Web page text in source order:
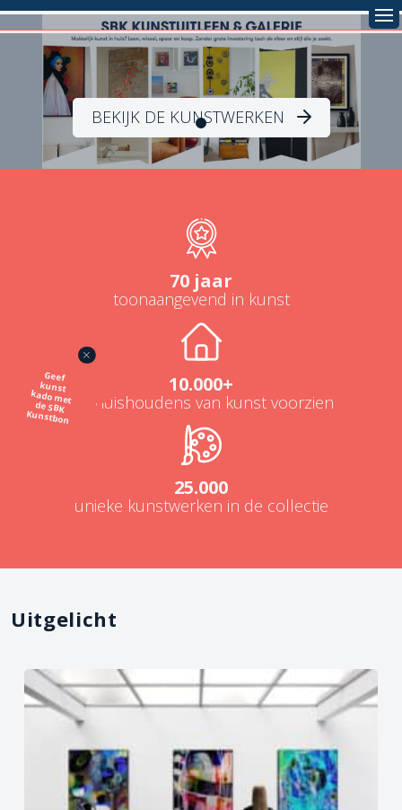
Geef
kunst
kado met
de SBK
Kunstbon
BEKIJK DE KUNSTWERKEN
70 jaar
toonaangevend in kunst
10.000+
NL-huishoudens van kunst voorzien
25.000
unieke kunstwerken in de collectie
Uitgelicht